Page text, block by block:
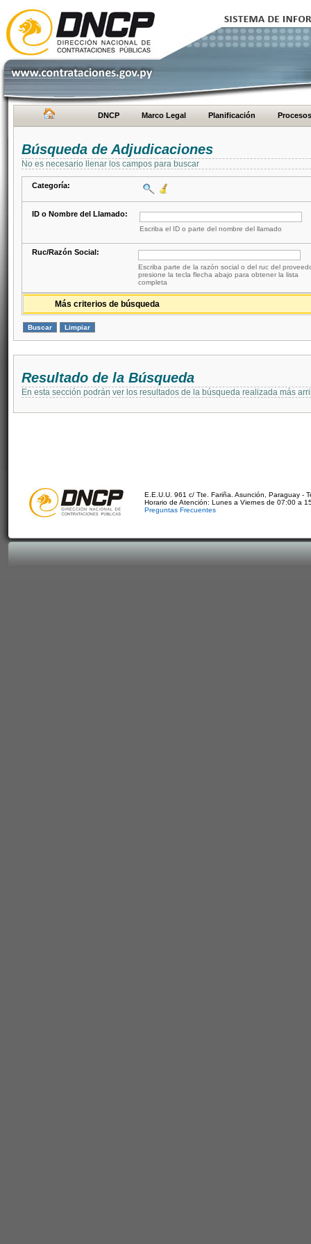
DNCP Marco Legal Planificación Procesos
Búsqueda de Adjudicaciones
No es necesario llenar los campos para buscar
Categoría:
ID o Nombre del Llamado:
Escriba el ID o parte del nombre del llamado
Ruc/Razón Social:
Escriba parte de la razón social o del ruc del
presione la tecla flecha abajo para obtener la lista
completa
Más criterios de búsqueda
Resultado de la Búsqueda
En esta sección podrán ver los resultados de la búsqueda realizada más
E.E.U.U. 961 c/ Tte. Fariña. Asunción, Paraguay -
Horario de Atención: Lunes a Viernes de 07:00 a
Preguntas Frecuentes